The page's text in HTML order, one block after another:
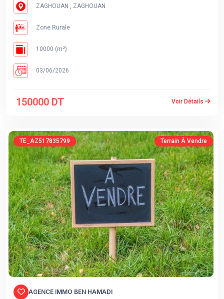
ZAGHOUAN , ZAGHOUAN
Zone Rurale
10000 (m²)
03/06/2026
150000 DT Voir Détails
TE_AZ517835799 Terrain À Vendre
AGENCE IMMO BEN HAMADI